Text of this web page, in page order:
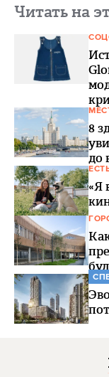
Читать на
8
до
«Я